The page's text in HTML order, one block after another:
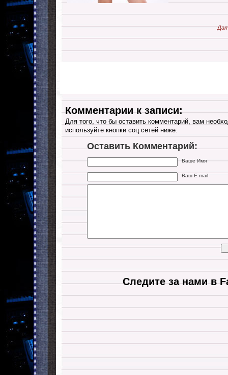
Комментарии к записи:
Для того, что бы оставить комментарий, вам
используйте кнопки соц сетей ниже:
Оставить Комментарий:
Ваше Имя
Ваш E-mail
Следите за нами в